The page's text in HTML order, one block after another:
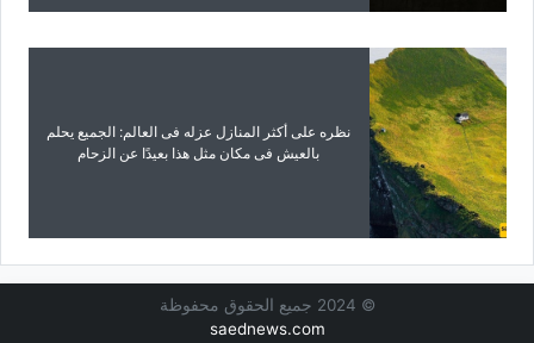
نظره على أکثر المنازل عزله فی العالم: الجمیع یحلم
بالعیش فی مکان مثل هذا بعیدًا عن الزحام
© 2024 جميع الحقوق محفوظة
saednews.com